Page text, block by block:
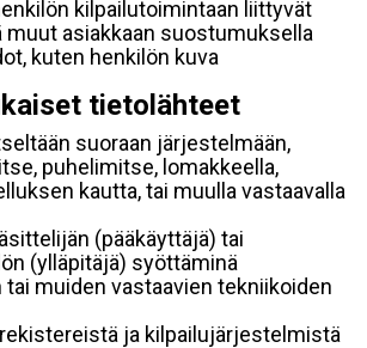
kilpailutoimintaan liittyvät
muut asiakkaan suostumuksella
kuten henkilön kuva
tietolähteet
suoraan järjestelmään,
puhelimitse, lomakkeella,
kautta, tai muulla vastaavalla
(pääkäyttäjä) tai
(ylläpitäjä) syöttäminä
tai muiden vastaavien tekniikoiden
ja kilpailujärjestelmistä